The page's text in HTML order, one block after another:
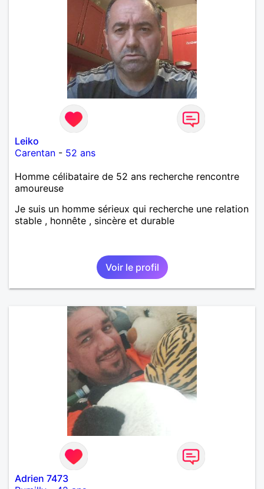
Leiko
Carentan - 52 ans
Homme célibataire de 52 ans recherche rencontre
amoureuse
Je suis un homme sérieux qui recherche une relation
stable , honnête , sincère et durable
Voir le profil
Adrien 7473